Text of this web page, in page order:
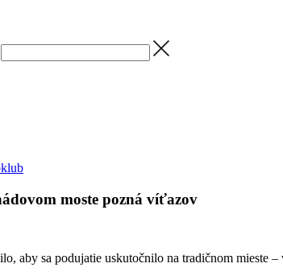
moste pozná víťazov
aby sa podujatie uskutočnilo na tradičnom